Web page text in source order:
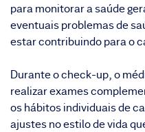
para monitorar a saúde
eventuais problemas de
estar contribuindo para o
Durante o check-up, o
realizar exames
os hábitos individuais de
ajustes no estilo de vida